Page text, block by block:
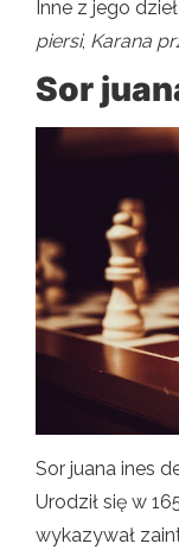
Inne z jego
piersi, Karana
Sor
Sor juana ines
Urodził się w
wykazywał